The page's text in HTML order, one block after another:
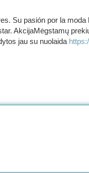
Su pasión por la moda
AkcijaMėgstamų
jau su nuolaida